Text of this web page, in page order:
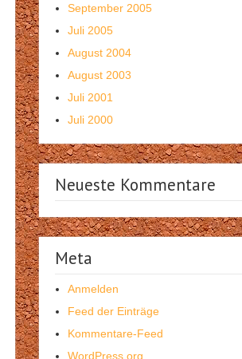
September 2005
Juli 2005
August 2004
August 2003
Juli 2001
Juli 2000
Neueste Kommentare
Meta
Anmelden
Feed der Einträge
Kommentare-Feed
WordPress.org